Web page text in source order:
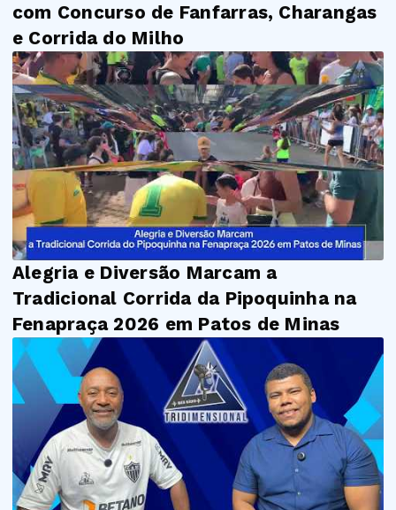
com Concurso de Fanfarras, Charangas
e Corrida do Milho
Alegria e Diversão Marcam a
Tradicional Corrida da Pipoquinha na
Fenapraça 2026 em Patos de Minas